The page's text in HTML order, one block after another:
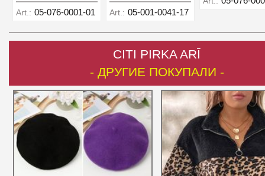
Art.: 05-076-0001-01 Art.: 05-001-0041-17
CITI PIRKA ARĪ
- ДРУГИЕ ПОКУПАЛИ -